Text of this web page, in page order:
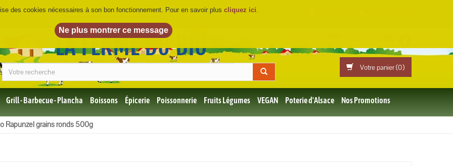
LA FERME DU BIO
Votre panier (0)
Grill - Barbecue - Plancha Boissons Épicerie Poissonnerie Fruits Légumes VEGAN Poterie d'Alsace Nos Promotions
Rapunzel grains ronds 500g
des cookies nécessaires à son bon fonctionnement. Pour en savoir plus cliquez ici.